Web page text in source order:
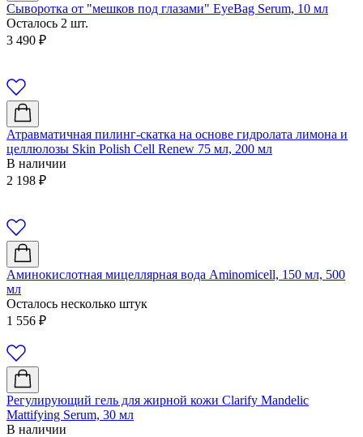
Сыворотка от "мешков под глазами" EyeBag Serum, 10 мл
Осталось 2 шт.
3 490 ₽
Атравматичная пилинг-скатка на основе гидролата лимона и
целлюлозы Skin Polish Сell Renew 75 мл, 200 мл
В наличии
2 198 ₽
Аминокислотная мицеллярная вода Аminomicell, 150 мл, 500
мл
Осталось несколько штук
1 556 ₽
Регулирующий гель для жирной кожи Clarify Mandelic
Mattifying Serum, 30 мл
В наличии